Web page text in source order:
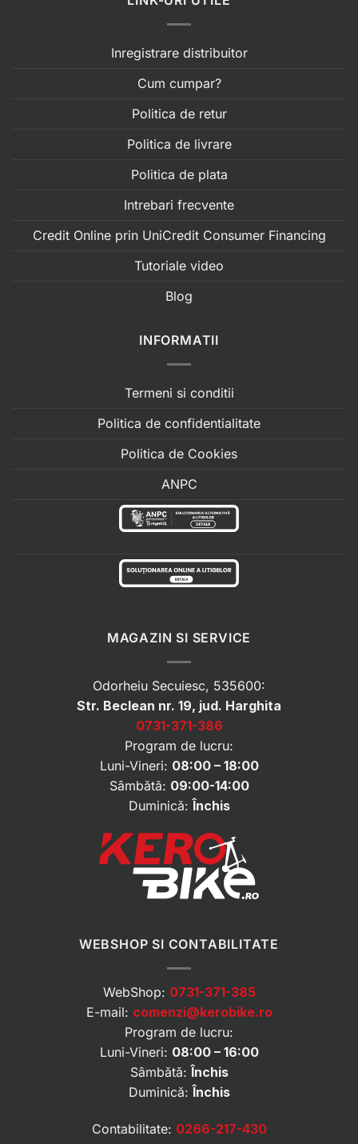
Inregistrare distribuitor
Cum cumpar?
Politica de retur
Politica de livrare
Politica de plata
Intrebari frecvente
Credit Online prin UniCredit Consumer Financing
Tutoriale video
Blog
INFORMATII
Termeni si conditii
Politica de confidentialitate
Politica de Cookies
ANPC
MAGAZIN SI SERVICE
Odorheiu Secuiesc, 535600:
Str. Beclean nr. 19, jud. Harghita
0731-371-386
Program de lucru:
Luni-Vineri: 08:00 – 18:00
Sâmbătă: 09:00-14:00
Duminică:Închis
WEBSHOP SI CONTABILITATE
WebShop: 0731-371-385
E-mail: comenzi@kerobike.ro
Program de lucru:
Luni-Vineri: 08:00 – 16:00
Sâmbătă: Închis
Duminică: Închis
Contabilitate: 0266-217-430